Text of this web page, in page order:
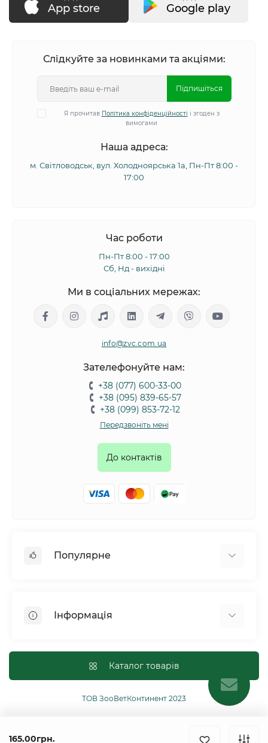
165.00грн.
App store Google play
Слідкуйте за новинками та акціями:
Підпишіться
Я прочитав Політика конфіденційності і згоден з
вимогами
Наша адреса:
м. Світловодськ, вул. Холодноярська 1а, Пн-Пт 8:00 -
17:00
Час роботи
Пн-Пт 8:00 - 17:00
Сб, Нд - вихідні
Ми в соціальних мережах:
info@zvc.com.ua
Зателефонуйте нам:
+38 (077) 600-33-00
+38 (095) 839-65-57
+38 (099) 853-72-12
Передзвоніть мені
До контактів
Популярне
Птахи
Рептилії
Сільськогосподарські тварини та птахи
Інформація
Оплата і доставка
Політика конфіденційності
Публічна угода
Каталог товарів
ТОВ ЗооВетКонтинент 2023